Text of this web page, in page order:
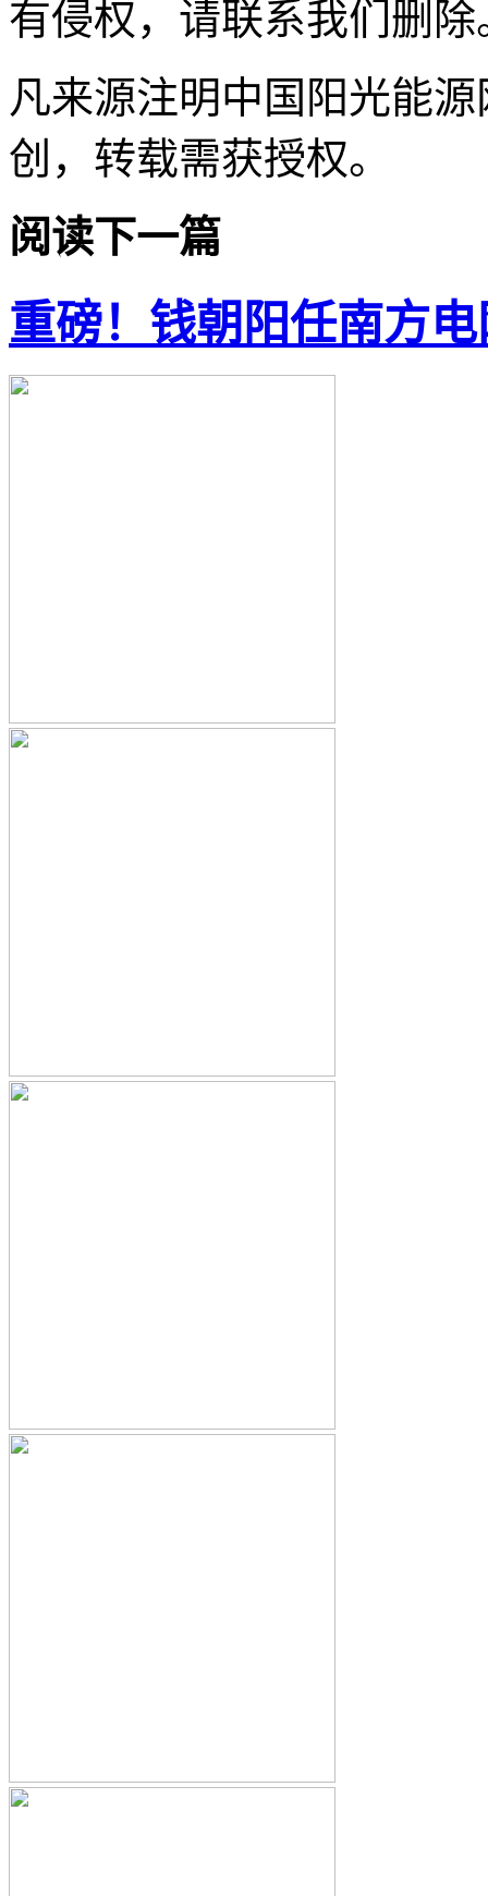
有侵权，请联系我们删除
凡来源注明中国阳光能
创，转载需获授权。
阅读下一篇
重磅！钱朝阳任南方